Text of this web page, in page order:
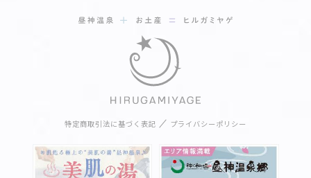
特定商取引法に基づく表記 プライバシーポリシー